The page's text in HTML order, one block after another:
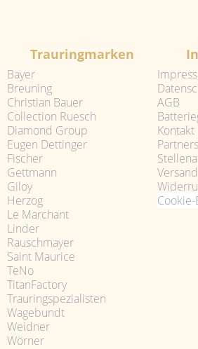
Trauringmarken
Bayer
Breuning
Christian Bauer
Collection Ruesch
Diamond Group
Eugen Dettinger
Fischer
Gettmann
Giloy
Herzog
Le Marchant
Linder
Rauschmayer
Saint Maurice
TeNo
TitanFactory
Trauringspezialisten
Wagebundt
Weidner
Wörner
AGB
Kontakt
Versand